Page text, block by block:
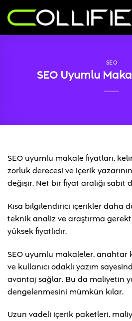
atla
SEO
SEO Uyumlu
SEO uyumlu makale fiyatları,
zorluk derecesi ve içerik
değişir. Net bir fiyat aralığı sabit
Kısa bilgilendirici içerikler daha
teknik analiz ve araştırma
yüksek fiyatlıdır.
SEO uyumlu makaleler, anahtar
ve kullanıcı odaklı yazım
avantaj sağlar. Bu da maliyetin
dengelenmesini mümkün kılar.
Uzun vadeli içerik paketleri,